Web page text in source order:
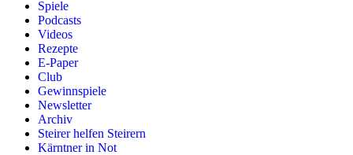
Spiele
Podcasts
Videos
Rezepte
E-Paper
Club
Gewinnspiele
Newsletter
Archiv
Steirer helfen Steirern
Kärntner in Not